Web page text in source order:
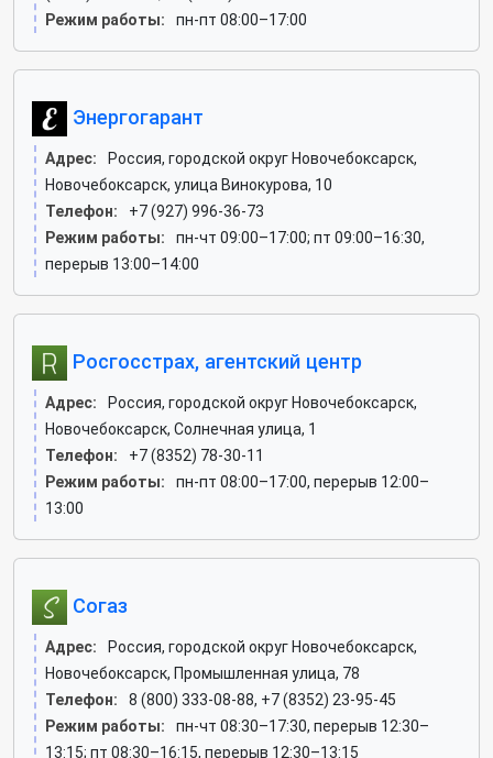
Режим работы:
пн-пт 08:00–17:00
Энергогарант
Адрес:
Россия, городской округ Новочебоксарск,
Новочебоксарск, улица Винокурова, 10
Телефон:
+7 (927) 996-36-73
Режим работы:
пн-чт 09:00–17:00; пт 09:00–16:30,
перерыв 13:00–14:00
Росгосстрах, агентский центр
Адрес:
Россия, городской округ Новочебоксарск,
Новочебоксарск, Солнечная улица, 1
Телефон:
+7 (8352) 78-30-11
Режим работы:
пн-пт 08:00–17:00, перерыв 12:00–
13:00
Согаз
Адрес:
Россия, городской округ Новочебоксарск,
Новочебоксарск, Промышленная улица, 78
Телефон:
8 (800) 333-08-88, +7 (8352) 23-95-45
Режим работы:
пн-чт 08:30–17:30, перерыв 12:30–
13:15; пт 08:30–16:15, перерыв 12:30–13:15